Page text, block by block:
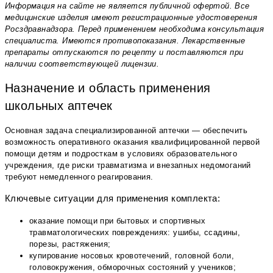
Информация на сайте не является публичной офертой. Все
медицинские изделия имеют регистрационные удостоверения
Росздравнадзора. Перед применением необходима консультация
специалиста. Имеются противопоказания. Лекарственные
препараты отпускаются по рецепту и поставляются при
наличии соответствующей лицензии.
Назначение и область применения
школьных аптечек
Основная задача специализированной аптечки — обеспечить
возможность оперативного оказания квалифицированной первой
помощи детям и подросткам в условиях образовательного
учреждения, где риски травматизма и внезапных недомоганий
требуют немедленного реагирования.
Ключевые ситуации для применения комплекта:
оказание помощи при бытовых и спортивных
травматологических повреждениях: ушибы, ссадины,
порезы, растяжения;
купирование носовых кровотечений, головной боли,
головокружения, обморочных состояний у учеников;